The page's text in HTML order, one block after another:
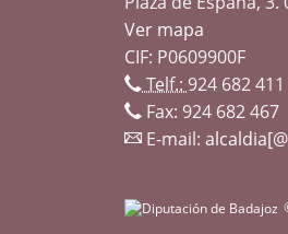
Ver mapa
CIF: P0609900F
Telf.:924 682 411
Fax: 924 682 467
E-mail: